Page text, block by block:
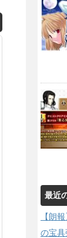
最近
【朗
の宝